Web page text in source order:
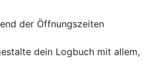
der Öffnungszeiten
dein Logbuch mit allem,